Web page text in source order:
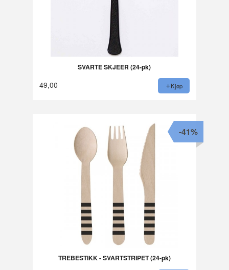
SVARTE SKJEER (24-pk)
49,00 Kjøp
TREBESTIKK - SVARTSTRIPET (24-pk)
-41%